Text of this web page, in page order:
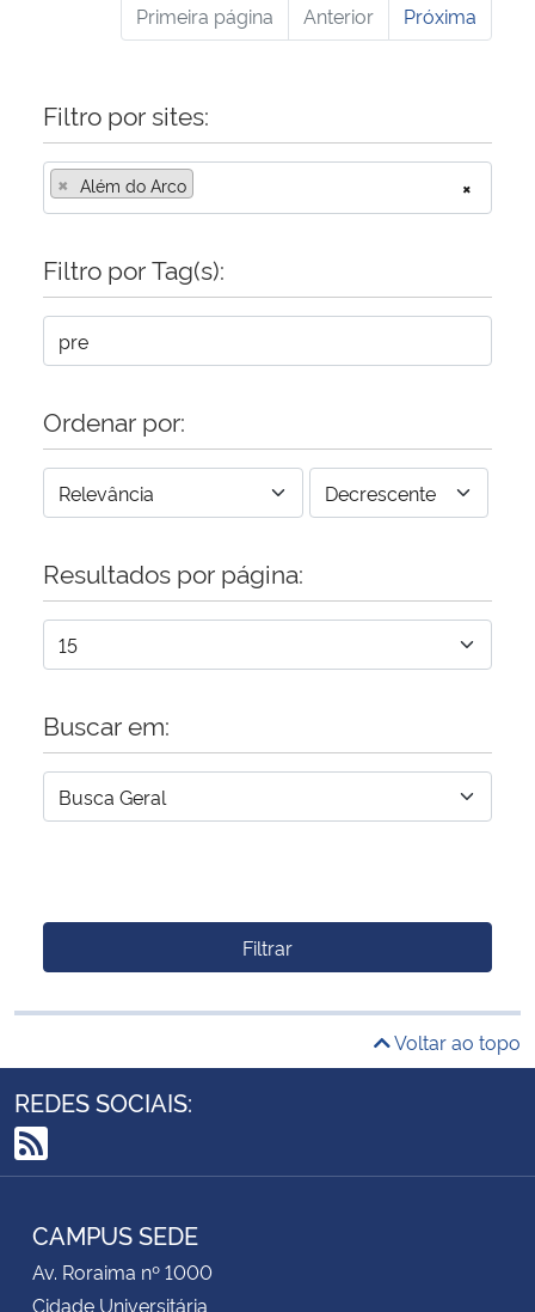
Primeira página Anterior Próxima
Filtro por sites:
×
× Além do Arco
Filtro por Tag(s):
Ordenar por:
Resultados por página:
Buscar em:
Filtrar
Voltar ao topo
REDES SOCIAIS:
RSS
CAMPUS SEDE
Av. Roraima nº 1000
Cidade Universitária